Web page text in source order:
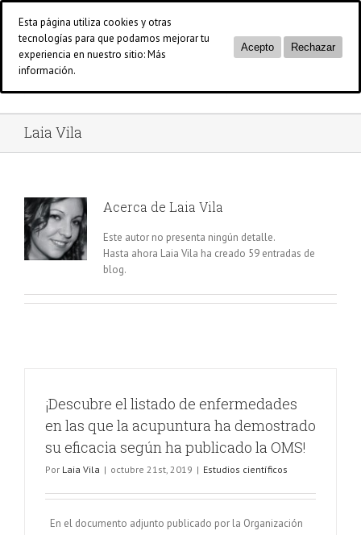
Saltar
contenido
Laia Vila
Acerca de Laia Vila
Este autor no presenta ningún detalle.
Hasta ahora Laia Vila ha creado 59 entradas de
blog.
¡Descubre el listado de enfermedades
en las que la acupuntura ha demostrado
su eficacia según ha publicado la OMS!
Por Laia Vila | octubre 21st, 2019 | Estudios científicos
En el documento adjunto publicado por la Organización
Esta página utiliza cookies y otras
tecnologías para que podamos mejorar tu
experiencia en nuestro sitio:Más
información.
Acepto Rechazar